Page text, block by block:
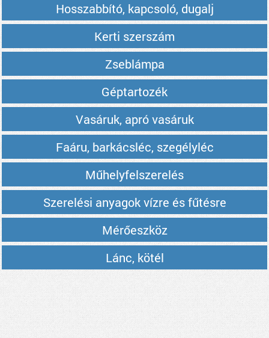
Hosszabbító, kapcsoló, dugalj
Kerti szerszám
Zseblámpa
Géptartozék
Vasáruk, apró vasáruk
Faáru, barkácsléc, szegélyléc
Műhelyfelszerelés
Szerelési anyagok vízre és fűtésre
Mérőeszköz
Lánc, kötél